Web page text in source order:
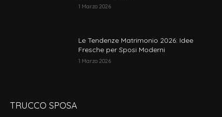
1 Marzo 2026
Le Tendenze Matrimonio 2026: Idee
Fresche per Sposi Moderni
1 Marzo 2026
TRUCCO SPOSA